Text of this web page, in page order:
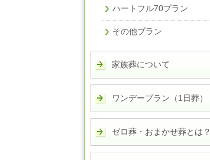
ハートフル70プラン
その他プラン
家族葬について
ワンデープラン（1日葬）
ゼロ葬・おまかせ葬とは？